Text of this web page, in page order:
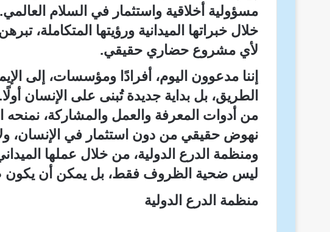
مسؤولية أخلاقية واستثمار في السلام
خلال خبراتها الميدانية ورؤيتها المتكاملة،
لأي مشروع حضاري حقيقي.
إننا مدعوون اليوم، أفرادًا ومؤسسات، إلى
الطريق، بل بداية جديدة تُبنى على الإنسان
من أدوات المعرفة والعمل والمشاركة،
نهوض حقيقي من دون استثمار في الإنسان،
ومنظمة الدرع الدولية، من خلال عملها
ليس ضحية الظروف فقط، بل يمكن أن يكون
منظمة الدرع الدولية